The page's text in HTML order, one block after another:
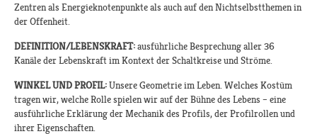
Zentren als Energieknotenpunkte als auch auf den Nichtselbstthemen in
der Offenheit.
DEFINITION/LEBENSKRAFT:ausführliche Besprechung aller 36
Kanäle der Lebenskraft im Kontext der Schaltkreise und Ströme.
WINKEL UND PROFIL:Unsere Geometrie im Leben. Welches Kostüm
tragen wir, welche Rolle spielen wir auf der Bühne des Lebens – eine
ausführliche Erklärung der Mechanik des Profils, der Profilrollen und
ihrer Eigenschaften.